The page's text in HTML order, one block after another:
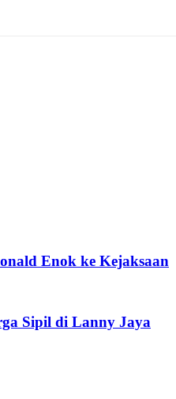
Enok ke Kejaksaan
Sipil di Lanny Jaya